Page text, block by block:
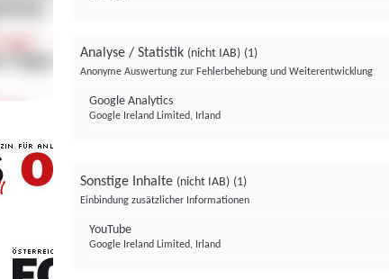
FONDS professionell
Analyse / Statistik (nicht IAB) (1)
Anonyme Auswertung zur Fehlerbehebung und Weiterentwicklung
Google Analytics
Google Ireland Limited, Irland
Sonstige Inhalte (nicht IAB) (1)
Einbindung zusätzlicher Informationen
YouTube
Google Ireland Limited, Irland